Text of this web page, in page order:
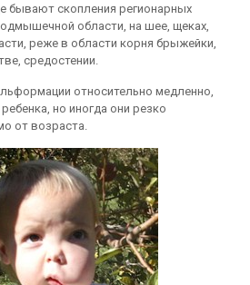
бывают скопления регионарных
области, на шее, щеках,
реже в области корня брыжейки,
средостении.
относительно медленно,
но иногда они резко
от возраста.